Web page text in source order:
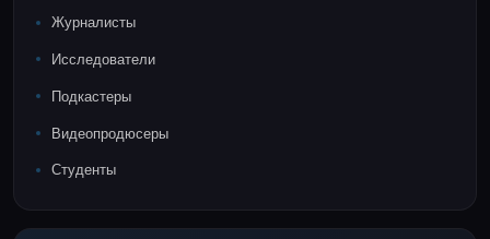
Журналисты
Исследователи
Подкастеры
Видеопродюсеры
Студенты